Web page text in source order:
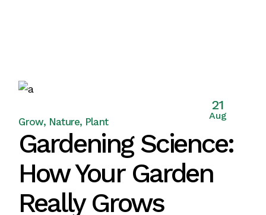
21
Aug
Grow Nature Plant
Gardening Science:
How Your Garden
Really Grows